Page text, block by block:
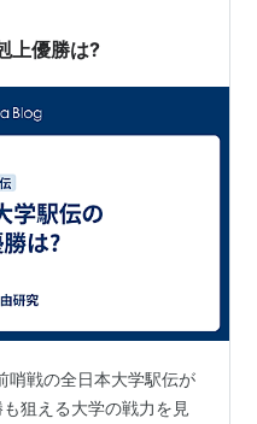
上優勝は?
哨戦の全日本大学駅伝が
狙える大学の戦力を見